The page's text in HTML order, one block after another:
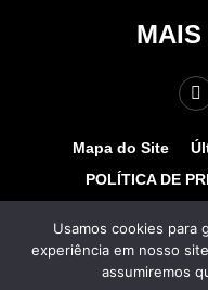
Mapa do Site
POLÍTICA DE
© COPYRIGHT
DIREITOS
Usamos cookies para
experiência em nosso
assumiremos